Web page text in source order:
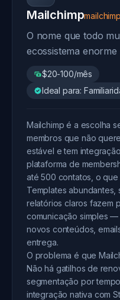
Mailchimp
O nome que todo
ecossistema enorme
$20-100/mês
Ideal para:
Mailchimp é a escolha
membros que não
estável e tem
plataforma de
até 500 contatos, o
Templates
relatórios claros fazem
comunicação simples
novos conteúdos,
entrega.
O problema é que
Não há gatilhos de
segmentação por
integração nativa com